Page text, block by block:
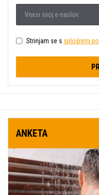
Strinjam se s splošnimi
ANKETA